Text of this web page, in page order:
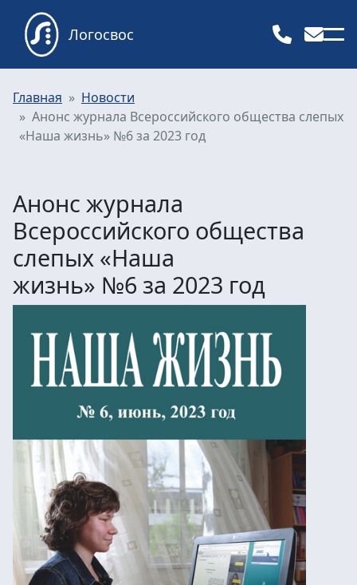
Логосвос
Главная
Новости
Анонс журнала Всероссийского общества слепых
«Наша жизнь» №6 за 2023 год
Анонс журнала
Всероссийского общества
слепых «Наша
жизнь» №6 за 2023 год